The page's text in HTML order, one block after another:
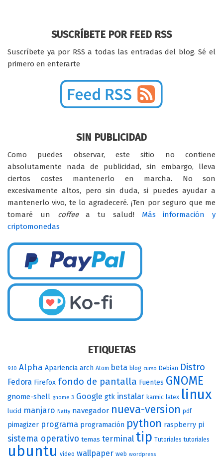
SUSCRÍBETE POR FEED RSS
Suscríbete ya por RSS a todas las entradas del blog. Sé el
primero en enterarte
SIN PUBLICIDAD
Como puedes observar, este sitio no contiene
absolutamente nada de publicidad, sin embargo, lleva
ciertos costes mantenerlo en marcha. No son
excesivamente altos, pero sin duda, si puedes ayudar a
mantenerlo vivo, te lo agradeceré. ¡Ten por seguro que me
tomaré un coffeea tu salud! Más información y
criptomonedas
ETIQUETAS
9.10 Alpha Apariencia arch Atom beta blog curso Debian Distro
Fedora Firefox fondo de pantalla Fuentes GNOME
gnome-shell gnome 3 Google gtk instalar karmic latex linux
lucid manjaro Natty navegador nueva-version pdf
pimagizer programa programación python raspberry pi
sistema operativo temas terminal tip Tutoriales tutoriales
ubuntu video wallpaper web wordpress